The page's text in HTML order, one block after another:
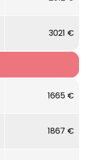
3021 €
1665 €
1867 €